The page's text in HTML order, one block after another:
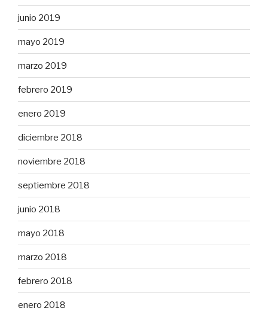
junio 2019
mayo 2019
marzo 2019
febrero 2019
enero 2019
diciembre 2018
noviembre 2018
septiembre 2018
junio 2018
mayo 2018
marzo 2018
febrero 2018
enero 2018